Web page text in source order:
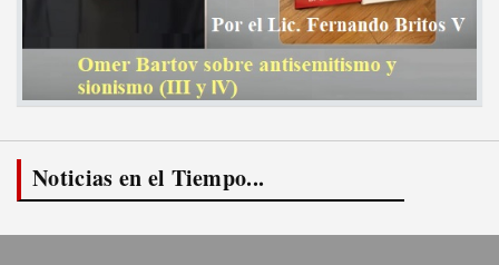
Noticias en el Tiempo...